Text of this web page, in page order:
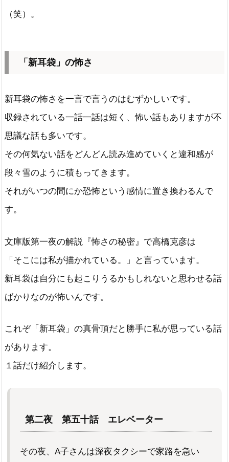
（笑）。
「新耳袋」の怖さ
新耳袋の怖さを一言で言うのはむずかしいです。
収録されている一話一話は短く、怖い話もありますが不
思議な話も多いです。
その何気ない話をどんどん読み進めていくと違和感が
段々雪のように積もってきます。
それがいつの間にか恐怖という感情に置き換わるんで
す。
文庫版第一夜の解説『怖さの秘密』で高橋克彦は
「そこには私が描かれている。」と言っています。
新耳袋は自分にも起こりうるかもしれないと思わせる話
ばかりなのが怖いんです。
これぞ「新耳袋」の真骨頂だと勝手に私が思っている話
があります。
１話だけ紹介します。
第二夜 第五十話 エレベーター
その夜、A子さんは深夜タクシーで家路を急い